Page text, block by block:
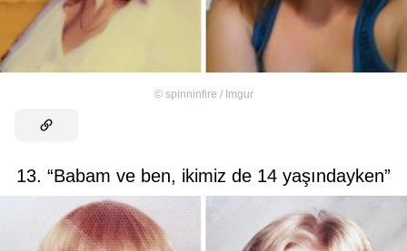
© spinninfire / Imgur
13. “Babam ve ben, ikimiz de 14 yaşındayken”